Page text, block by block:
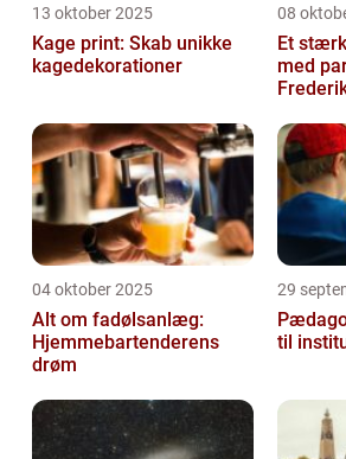
13 oktober 2025
Kage print: Skab unikke
kagedekorationer
08
Et
med
04 oktober 2025
Alt om fadølsanlæg:
Hjemmebartenderens
drøm
29
til